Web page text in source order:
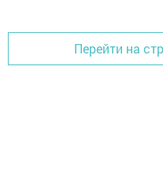
Перейти на